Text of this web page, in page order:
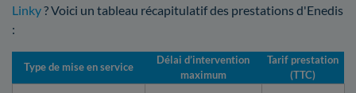
Linky? Voici un tableau récapitulatif des prestations d'Enedis
:
Type de mise en service
Délai d’intervention
maximum
Tarif prestation
(TTC)